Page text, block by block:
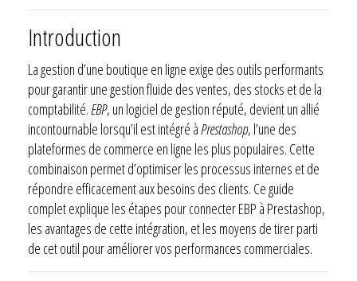
Introduction
La gestion d’une boutique en ligne exige des outils performants
pour garantir une gestion fluide des ventes, des stocks et de la
comptabilité.EBP, un logiciel de gestion réputé, devient un allié
incontournable lorsqu’il est intégré àPrestashop, l’une des
plateformes de commerce en ligne les plus populaires. Cette
combinaison permet d’optimiser les processus internes et de
répondre efficacement aux besoins des clients. Ce guide
complet explique les étapes pour connecter EBP à Prestashop,
les avantages de cette intégration, et les moyens de tirer parti
de cet outil pour améliorer vos performances commerciales.